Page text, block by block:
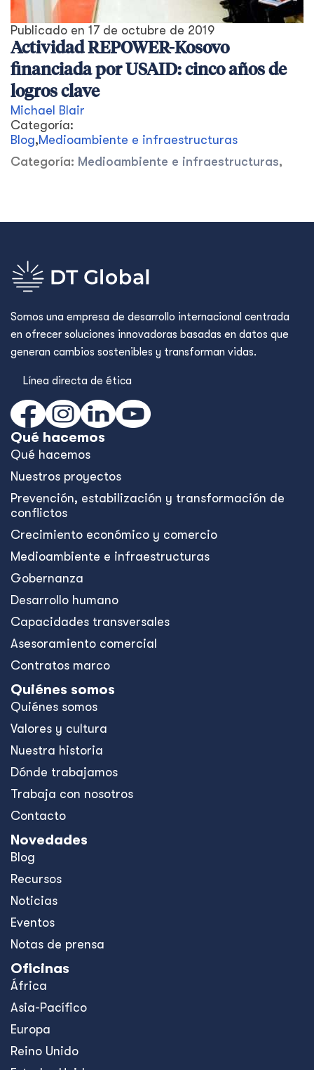
Publicado en 17 de octubre de 2019
Actividad REPOWER-Kosovo
financiada por USAID: cinco años de
logros clave
Michael Blair
Categoría:
Blog,Medioambiente e infraestructuras
Categoría: Medioambiente e infraestructuras,
Somos una empresa de desarrollo internacional centrada
en ofrecer soluciones innovadoras basadas en datos que
generan cambios sostenibles y transforman vidas.
Línea directa de ética
Qué hacemos
Qué hacemos
Nuestros proyectos
Prevención, estabilización y transformación de
conflictos
Crecimiento económico y comercio
Medioambiente e infraestructuras
Gobernanza
Desarrollo humano
Capacidades transversales
Asesoramiento comercial
Contratos marco
Quiénes somos
Quiénes somos
Valores y cultura
Nuestra historia
Dónde trabajamos
Trabaja con nosotros
Contacto
Novedades
Blog
Recursos
Noticias
Eventos
Notas de prensa
Oficinas
África
Asia-Pacífico
Europa
Reino Unido